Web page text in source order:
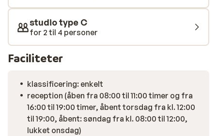
studio type C
for 2 til 4 personer
Faciliteter
klassificering: enkelt
reception (åben fra 08:00 til 11:00 timer og fra
16:00 til 19:00 timer, åbent torsdag fra kl. 12:00
til 19:00, åbent: søndag fra kl. 08:00 til 12:00,
lukket onsdag)